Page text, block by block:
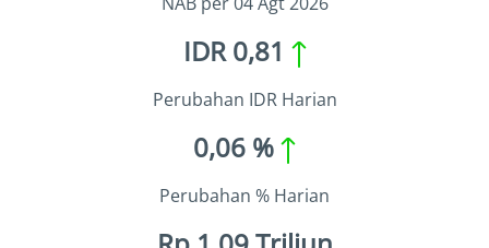
IDR 0,81
Perubahan IDR Harian
0,06 %
Perubahan % Harian